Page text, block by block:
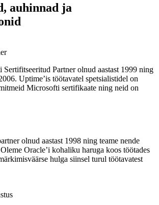
auhinnad ja
Partner olnud aastast 1999 ning
Uptime’is töötavatel spetsialistidel on
Microsofti sertifikaate ning neid on
olnud aastast 1998 ning teame nende
Oracle’i kohaliku haruga koos töötades
hulga siinsel turul töötavatest